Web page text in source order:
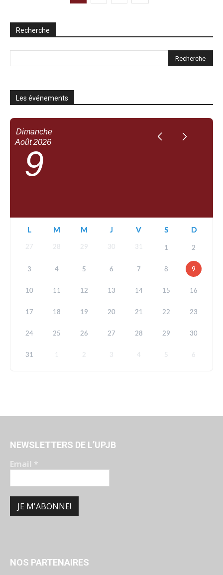
Recherche
Les événements
Dimanche
Août 2026
9
L M M J V S D
27 28 29 30 31 1 2
3 4 5 6 7 8 9
10 11 12 13 14 15 16
17 18 19 20 21 22 23
24 25 26 27 28 29 30
31 1 2 3 4 5 6
NEWSLETTERS DE L’UPJB
Email *
NOS PARTENAIRES